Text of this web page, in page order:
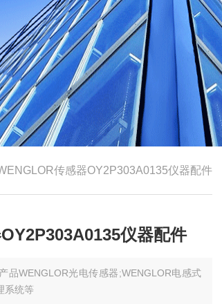
传感器OY2P303A0135仪器配件
仪器配件
品WENGLOR光电传感器;WENGLOR电感式
系统等